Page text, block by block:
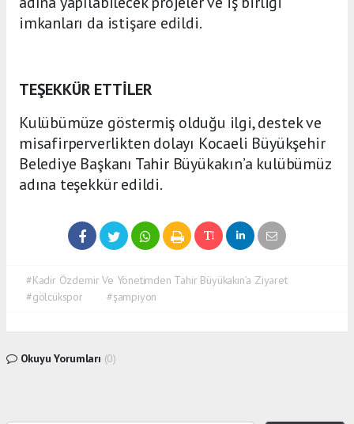
imkanları da istişare edildi.
TEŞEKKÜR ETTİLER
Kulübümüze göstermiş olduğu ilgi, destek ve
misafirperverlikten dolayı Kocaeli Büyükşehir
Belediye Başkanı Tahir Büyükakın’a kulübümüz
adına teşekkür edildi.
#Kadir Özdemir Ve Yönetimden Tahir Büyükakın’a Ziyaret
#gölcükspor
#şampiyon
Okuyu Yorumları (0)